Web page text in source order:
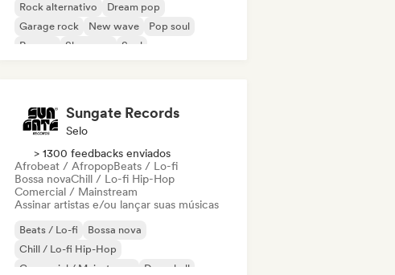
Rock alternativo
Dream pop
Garage rock
New wave
Pop soul
Reggae
Shoegaze Soul
Sungate Records
Selo
> 1300 feedbacks enviados
Afrobeat / AfropopBeats / Lo-fi
Bossa novaChill / Lo-fi Hip-Hop
Comercial / Mainstream
Assinar artistas e/ou lançar suas músicas
Beats / Lo-fi
Bossa nova
Chill / Lo-fi Hip-Hop
Comercial / Mainstream
Dancehall